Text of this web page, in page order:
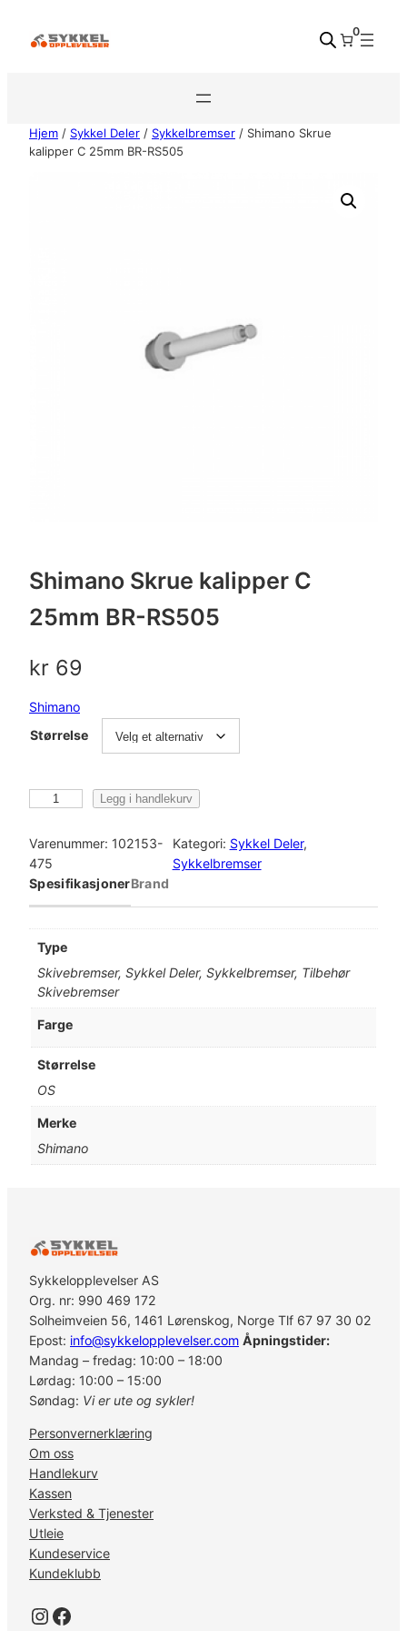
0
Hjem / Sykkel Deler / Sykkelbremser / Shimano Skrue
kalipper C 25mm BR-RS505
Shimano Skrue kalipper C
25mm BR-RS505
kr 69
Shimano
Størrelse
i
m
a
m
m
B
R
-
R
S
5
5
a
n
t
a
l
l
Legg i handlekurv
Varenummer: 102153-
475
Kategori: Sykkel Deler
Sykkelbremser
SpesifikasjonerBrand
Type
Skivebremser, Sykkel Deler, Sykkelbremser, Tilbehør
Skivebremser
Farge
Størrelse
OS
Merke
Shimano
Sykkelopplevelser AS
Org. nr: 990 469 172
Solheimveien 56, 1461 Lørenskog, Norge Tlf 67 97 30 02
Epost: info@sykkelopplevelser.com Åpningstider:
Mandag – fredag: 10:00 – 18:00
Lørdag: 10:00 – 15:00
Søndag: Vi er ute og sykler!
Personvernerklæring
Om oss
Handlekurv
Kassen
Verksted & Tjenester
Utleie
Kundeservice
Kundeklubb
Instagram Facebook